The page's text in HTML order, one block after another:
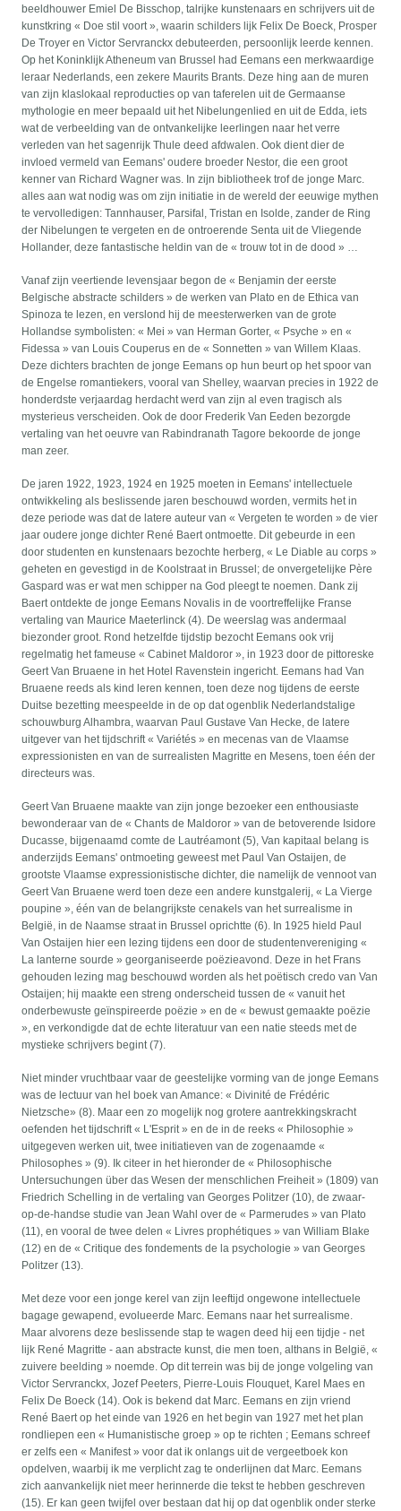
beeldhouwer Emiel De Bisschop, talrijke kunstenaars en schrijvers uit de
kunstkring « Doe stil voort », waarin schilders lijk Felix De Boeck, Prosper
De Troyer en Victor Servranckx debuteerden, persoonlijk leerde kennen.
Op het Koninklijk Atheneum van Brussel had Eemans een merkwaardige
leraar Nederlands, een zekere Maurits Brants. Deze hing aan de muren
van zijn klaslokaal reproducties op van taferelen uit de Germaanse
mythologie en meer bepaald uit het Nibelungenlied en uit de Edda, iets
wat de verbeelding van de ontvankelijke leerlingen naar het verre
verleden van het sagenrijk Thule deed afdwalen. Ook dient dier de
invloed vermeld van Eemans' oudere broeder Nestor, die een groot
kenner van Richard Wagner was. In zijn bibliotheek trof de jonge Marc.
alles aan wat nodig was om zijn initiatie in de wereld der eeuwige mythen
te vervolledigen: Tannhauser, Parsifal, Tristan en Isolde, zander de Ring
der Nibelungen te vergeten en de ontroerende Senta uit de Vliegende
Hollander, deze fantastische heldin van de « trouw tot in de dood » …
Vanaf zijn veertiende levensjaar begon de « Benjamin der eerste
Belgische abstracte schilders » de werken van Plato en de Ethica van
Spinoza te lezen, en verslond hij de meesterwerken van de grote
Hollandse symbolisten: « Mei » van Herman Gorter, « Psyche » en «
Fidessa » van Louis Couperus en de « Sonnetten » van Willem Klaas.
Deze dichters brachten de jonge Eemans op hun beurt op het spoor van
de Engelse romantiekers, vooral van Shelley, waarvan precies in 1922 de
honderdste verjaardag herdacht werd van zijn al even tragisch als
mysterieus verscheiden. Ook de door Frederik Van Eeden bezorgde
vertaling van het oeuvre van Rabindranath Tagore bekoorde de jonge
man zeer.
De jaren 1922, 1923, 1924 en 1925 moeten in Eemans' intellectuele
ontwikkeling als beslissende jaren beschouwd worden, vermits het in
deze periode was dat de latere auteur van « Vergeten te worden » de vier
jaar oudere jonge dichter René Baert ontmoette. Dit gebeurde in een
door studenten en kunstenaars bezochte herberg, « Le Diable au corps »
geheten en gevestigd in de Koolstraat in Brussel; de onvergetelijke Père
Gaspard was er wat men schipper na God pleegt te noemen. Dank zij
Baert ontdekte de jonge Eemans Novalis in de voortreffelijke Franse
vertaling van Maurice Maeterlinck (4). De weerslag was andermaal
biezonder groot. Rond hetzelfde tijdstip bezocht Eemans ook vrij
regelmatig het fameuse « Cabinet Maldoror », in 1923 door de pittoreske
Geert Van Bruaene in het Hotel Ravenstein ingericht. Eemans had Van
Bruaene reeds als kind leren kennen, toen deze nog tijdens de eerste
Duitse bezetting meespeelde in de op dat ogenblik Nederlandstalige
schouwburg Alhambra, waarvan Paul Gustave Van Hecke, de latere
uitgever van het tijdschrift « Variétés » en mecenas van de Vlaamse
expressionisten en van de surrealisten Magritte en Mesens, toen één der
directeurs was.
Geert Van Bruaene maakte van zijn jonge bezoeker een enthousiaste
bewonderaar van de « Chants de Maldoror » van de betoverende Isidore
Ducasse, bijgenaamd comte de Lautréamont (5), Van kapitaal belang is
anderzijds Eemans' ontmoeting geweest met Paul Van Ostaijen, de
grootste Vlaamse expressionistische dichter, die namelijk de vennoot van
Geert Van Bruaene werd toen deze een andere kunstgalerij, « La Vierge
poupine », één van de belangrijkste cenakels van het surrealisme in
België, in de Naamse straat in Brussel oprichtte (6). In 1925 hield Paul
Van Ostaijen hier een lezing tijdens een door de studentenvereniging «
La lanterne sourde » georganiseerde poëzieavond. Deze in het Frans
gehouden lezing mag beschouwd worden als het poëtisch credo van Van
Ostaijen; hij maakte een streng onderscheid tussen de « vanuit het
onderbewuste geïnspireerde poëzie » en de « bewust gemaakte poëzie
», en verkondigde dat de echte literatuur van een natie steeds met de
mystieke schrijvers begint (7).
Niet minder vruchtbaar vaar de geestelijke vorming van de jonge Eemans
was de lectuur van hel boek van Amance: « Divinité de Frédéric
Nietzsche» (8). Maar een zo mogelijk nog grotere aantrekkingskracht
oefenden het tijdschrift « L'Esprit » en de in de reeks « Philosophie »
uitgegeven werken uit, twee initiatieven van de zogenaamde «
Philosophes » (9). Ik citeer in het hieronder de « Philosophische
Untersuchungen über das Wesen der menschlichen Freiheit » (1809) van
Friedrich Schelling in de vertaling van Georges Politzer (10), de zwaar-
op-de-handse studie van Jean Wahl over de « Parmerudes » van Plato
(11), en vooral de twee delen « Livres prophétiques » van William Blake
(12) en de « Critique des fondements de la psychologie » van Georges
Politzer (13).
Met deze voor een jonge kerel van zijn leeftijd ongewone intellectuele
bagage gewapend, evolueerde Marc. Eemans naar het surrealisme.
Maar alvorens deze beslissende stap te wagen deed hij een tijdje - net
lijk René Magritte - aan abstracte kunst, die men toen, althans in België, «
zuivere beelding » noemde. Op dit terrein was bij de jonge volgeling van
Victor Servranckx, Jozef Peeters, Pierre-Louis Flouquet, Karel Maes en
Felix De Boeck (14). Ook is bekend dat Marc. Eemans en zijn vriend
René Baert op het einde van 1926 en het begin van 1927 met het plan
rondliepen een « Humanistische groep » op te richten ; Eemans schreef
er zelfs een « Manifest » voor dat ik onlangs uit de vergeetboek kon
opdelven, waarbij ik me verplicht zag te onderlijnen dat Marc. Eemans
zich aanvankelijk niet meer herinnerde die tekst te hebben geschreven
(15). Er kan geen twijfel over bestaan dat hij op dat ogenblik onder sterke